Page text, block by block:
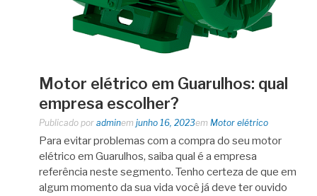
Motor elétrico em Guarulhos: qual
empresa escolher?
Publicado por adminem junho 16, 2023em Motor elétrico
Para evitar problemas com a compra do seu motor
elétrico em Guarulhos, saiba qual é a empresa
referência neste segmento. Tenho certeza de que em
algum momento da sua vida você já deve ter ouvido